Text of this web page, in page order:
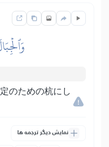
のための杭にし
نمایش دیگر ترجمه ها